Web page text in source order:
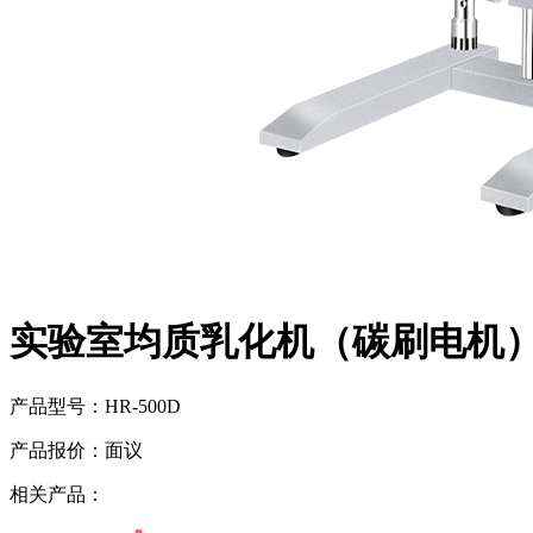
实验室均质乳化机（碳刷电机
产品型号： HR-500D
产品报价： 面议
相关产品：